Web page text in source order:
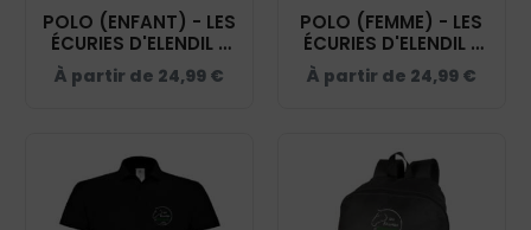
POLO (ENFANT) - LES
ÉCURIES D'ELENDIL -
NOIR - BCK424
À partir de 24,99 €
POLO (FEMME) - LES
ÉCURIES D'ELENDIL -
NOIR - BCI1F
À partir de 24,99 €